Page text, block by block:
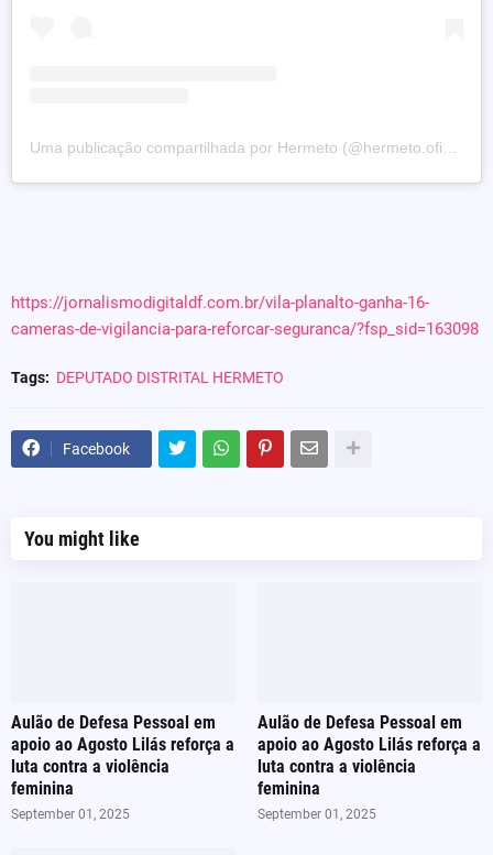
https://jornalismodigitaldf.com.br/vila-planalto-ganha-16-
cameras-de-vigilancia-para-reforcar-seguranca/?fsp_sid=163098
Tags: DEPUTADO DISTRITAL HERMETO
Facebook
You might like
Aulão de Defesa Pessoal em
apoio ao Agosto Lilás reforça a
luta contra a violência
feminina
September 01, 2025
Aulão de Defesa Pessoal em
apoio ao Agosto Lilás reforça a
luta contra a violência
feminina
September 01, 2025